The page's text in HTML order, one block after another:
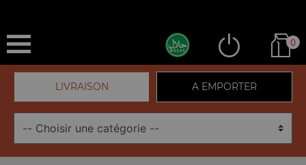
0
LIVRAISON A EMPORTER